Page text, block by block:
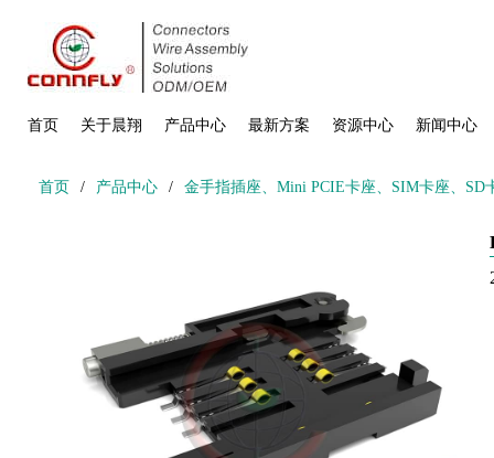
首页 关于晨翔 产品中心 最新方案 资源中心 新闻中心
首页 / 产品中心 / 金手指插座、Mini PCIE卡座、SIM卡座、SD